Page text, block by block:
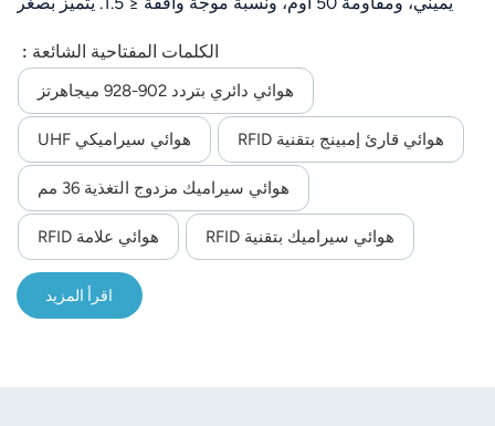
الكلمات المفتاحية الشائعة :
هوائي دائري بتردد 902-928 ميجاهرتز
هوائي قارئ إمبينج بتقنية RFID هوائي سيراميكي UHF
هوائي سيراميك مزدوج التغذية 36 مم
هوائي سيراميك بتقنية RFID هوائي علامة RFID
اقرأ المزيد